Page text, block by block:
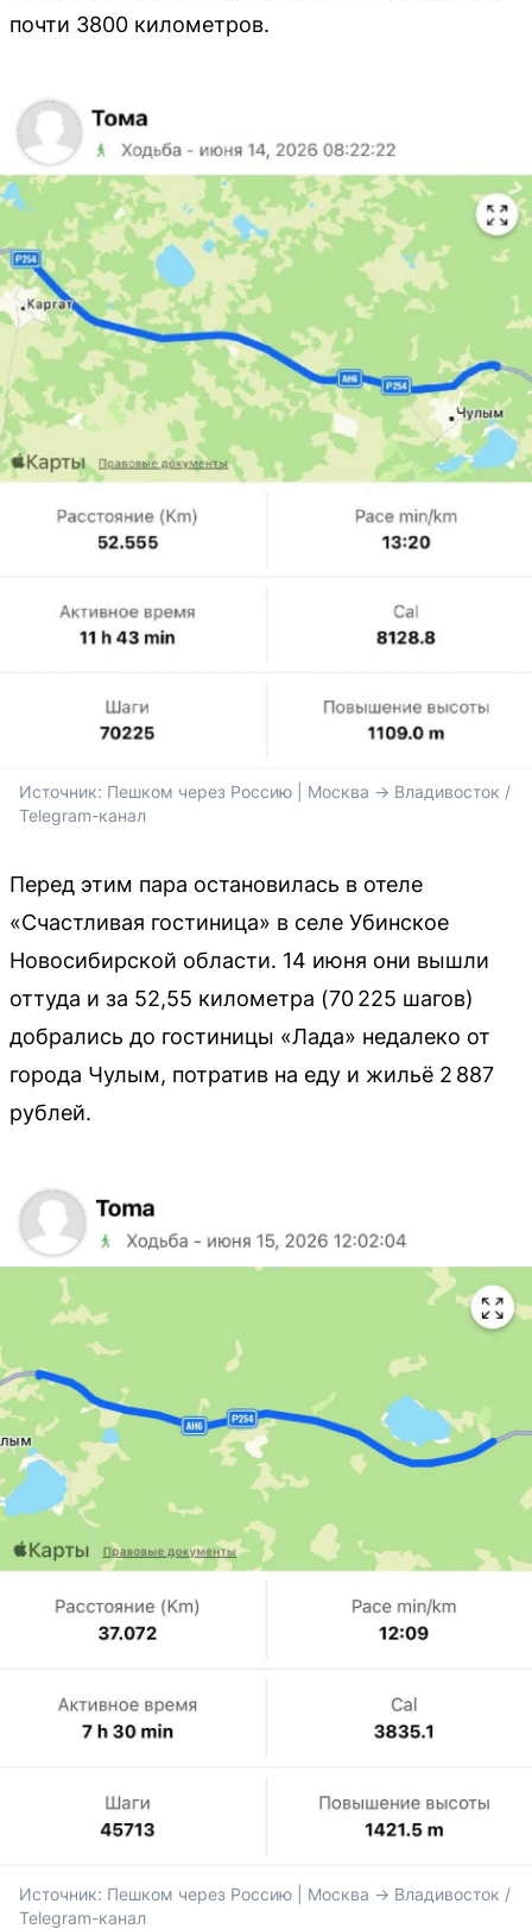
почти 3800 километров.
Источник: Пешком через Россию | Москва -> Владивосток /
Telegram-канал
Перед этим пара остановилась в отеле
«Счастливая гостиница» в селе Убинское
Новосибирской области. 14 июня они вышли
оттуда и за 52,55 километра (70 225 шагов)
добрались до гостиницы «Лада» недалеко от
города Чулым, потратив на еду и жильё 2 887
рублей.
Источник: Пешком через Россию | Москва -> Владивосток /
Telegram-канал